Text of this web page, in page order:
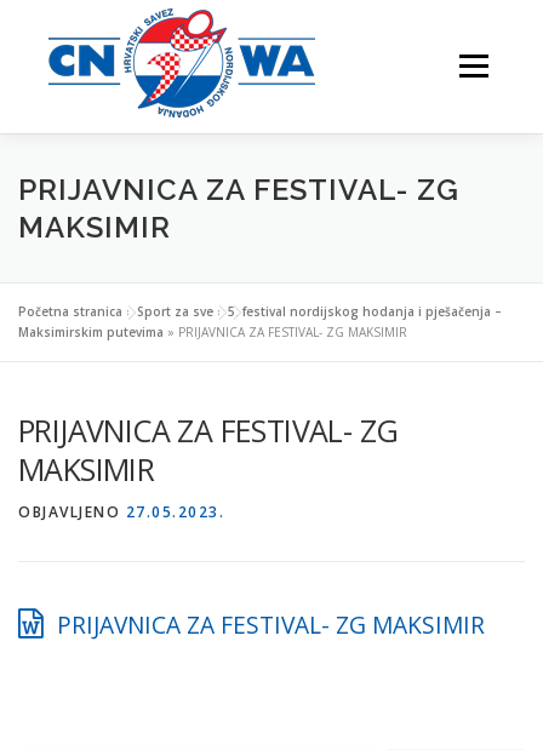
sadržaj
Izbornik
NATJECANJA FESTIVALI O NAMA
VJEŽBAJTE S NAMA
NORDIJSKO HODANJE
PRIJAVNICA ZA FESTIVAL- ZG
MAKSIMIR
Početna stranica »Sport za sve »5. festival nordijskog hodanja i pješačenja –
Maksimirskim putevima » PRIJAVNICA ZA FESTIVAL- ZG MAKSIMIR
PRIJAVNICA ZA FESTIVAL- ZG
MAKSIMIR
OBJAVLJENO 27.05.2023.
PRIJAVNICA ZA FESTIVAL- ZG MAKSIMIR